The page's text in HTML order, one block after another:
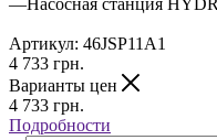
Артикул: 46JSP11A1
4 733 грн.
Варианты цен
4 733 грн.
Подробности